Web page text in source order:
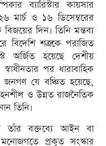
ব্যারিস্টার কায়সার
মার্চ ও ১৬ ডিসেম্বরের
দিন। তিনি মন্তব্য
বিদেশি শত্রুকে পরাজিত
হয়েছে দেশীয়
পর ধারাবাহিক
জনগণ যে বঞ্চিত হয়েছে,
ও উন্নত রাজনৈতিক
তিনি।
তাঁর বক্তব্যে আইন বা
মনোজগতে প্রকৃত সংস্কার